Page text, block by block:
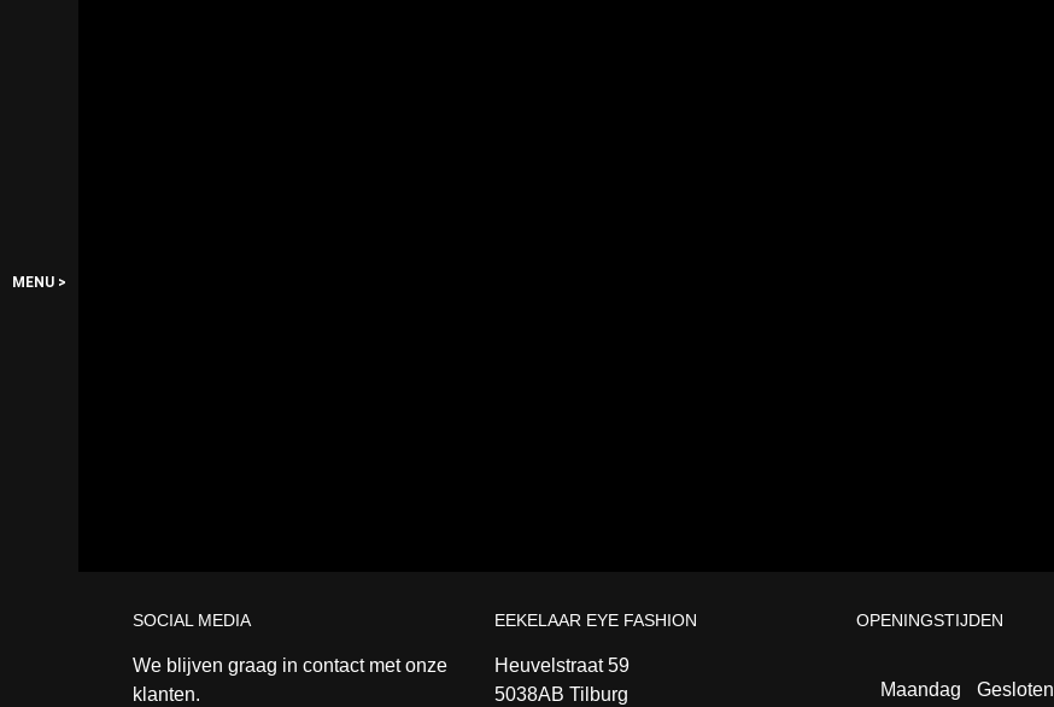
MENU >
SOCIAL MEDIA
We blijven graag in contact met onze
klanten.
EEKELAAR EYE FASHION
Heuvelstraat 59
5038AB Tilburg
OPENINGSTIJDEN
Maandag Gesloten